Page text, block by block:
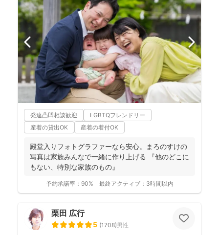
発達凸凹相談歓迎
LGBTQフレンドリー
産着の貸出OK
産着の着付OK
殿堂入りフォトグラファーなら安心。まろのすけの
写真は家族みんなで一緒に作り上げる 『他のどこに
もない、特別な家族のもの』
予約承諾率： 90% 最終アクティブ： 3時間以内
栗田 広行
5 (1708)男性